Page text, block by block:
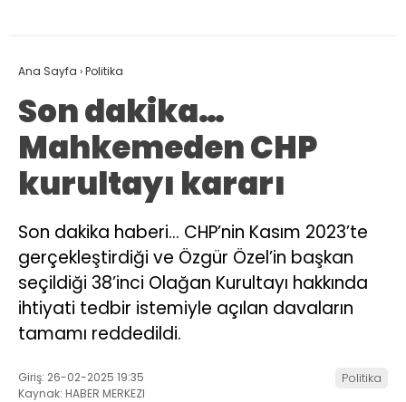
Ana Sayfa ›Politika
Son dakika…
Mahkemeden CHP
kurultayı kararı
Son dakika haberi… CHP’nin Kasım 2023’te
gerçekleştirdiği ve Özgür Özel’in başkan
seçildiği 38’inci Olağan Kurultayı hakkında
ihtiyati tedbir istemiyle açılan davaların
tamamı reddedildi.
Giriş: 26-02-2025 19:35
Kaynak: HABER MERKEZI
Politika